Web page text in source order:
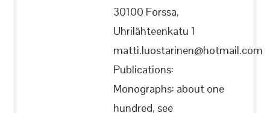
30100 Forssa,
Uhrilähteenkatu 1
matti.luostarinen@hotmail.com
Publications:
Monographs: about one
hundred, see